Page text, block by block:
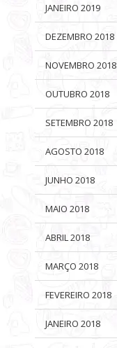
JANEIRO 2019
DEZEMBRO 2018
NOVEMBRO 2018
OUTUBRO 2018
SETEMBRO 2018
AGOSTO 2018
JUNHO 2018
MAIO 2018
ABRIL 2018
MARÇO 2018
FEVEREIRO 2018
JANEIRO 2018